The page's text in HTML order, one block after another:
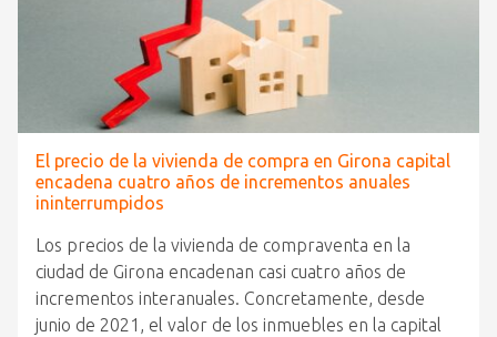
El precio de la vivienda de compra en Girona capital
encadena cuatro años de incrementos anuales
ininterrumpidos
Los precios de la vivienda de compraventa en la
ciudad de Girona encadenan casi cuatro años de
incrementos interanuales. Concretamente, desde
junio de 2021, el valor de los inmuebles en la capital